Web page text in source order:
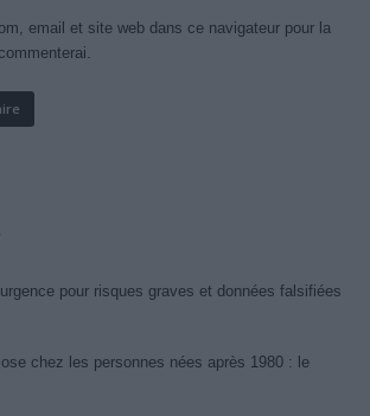
email et site web dans ce navigateur pour la
pour risques graves et données falsifiées
chez les personnes nées après 1980 : le